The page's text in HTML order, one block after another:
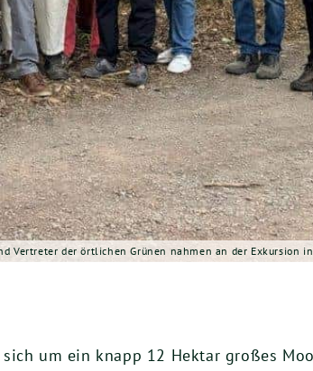
Vertreter der örtlichen Grünen nahmen an der Exkursion
um ein knapp 12 Hektar großes